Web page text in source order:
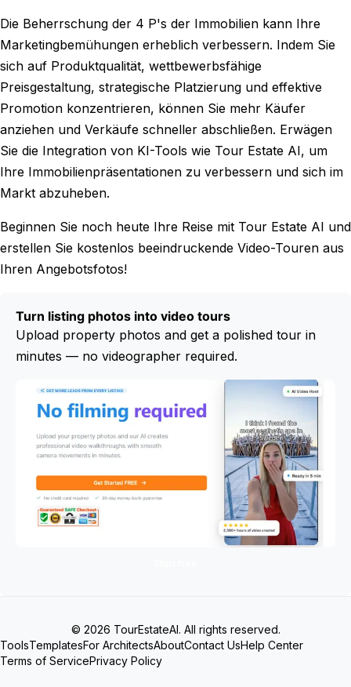
Die Beherrschung der 4 P's der Immobilien kann Ihre
Marketingbemühungen erheblich verbessern. Indem Sie
sich auf Produktqualität, wettbewerbsfähige
Preisgestaltung, strategische Platzierung und effektive
Promotion konzentrieren, können Sie mehr Käufer
anziehen und Verkäufe schneller abschließen. Erwägen
Sie die Integration von KI-Tools wie Tour Estate AI, um
Ihre Immobilienpräsentationen zu verbessern und sich im
Markt abzuheben.
Beginnen Sie noch heute Ihre Reise mit Tour Estate AI und
erstellen Sie kostenlos beeindruckende Video-Touren aus
Ihren Angebotsfotos!
Turn listing photos into video tours
Upload property photos and get a polished tour in
minutes — no videographer required.
© 2026 TourEstateAI. All rights reserved.
ToolsTemplatesFor ArchitectsAboutContact UsHelp Center
Terms of ServicePrivacy Policy